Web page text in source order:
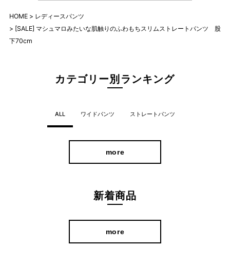
HOME
レディースパンツ
[SALE] マシュマロみたいな肌触りのふわもちスリムストレートパンツ 股
下70cm
カテゴリー別ランキング
ALL ワイドパンツ ストレートパンツ
more
新着商品
more